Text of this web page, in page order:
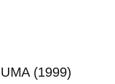
(1999)